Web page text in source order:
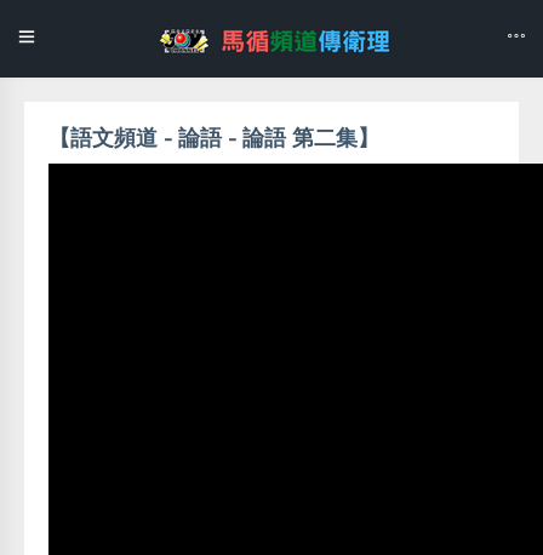
【語文頻道 - 論語 - 論語 第二集】